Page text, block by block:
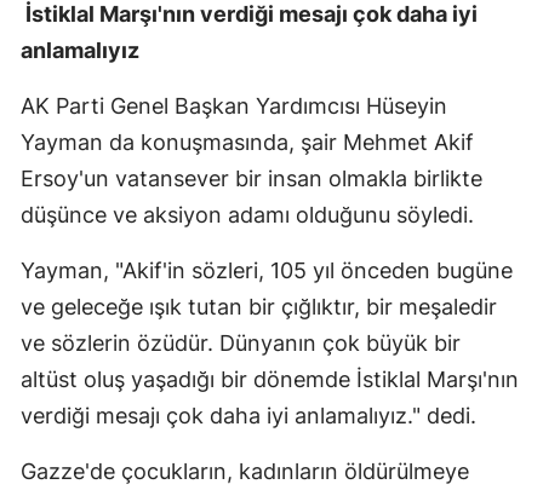
İstiklal Marşı'nın verdiği mesajı çok daha iyi
anlamalıyız
AK Parti Genel Başkan Yardımcısı Hüseyin
Yayman da konuşmasında, şair Mehmet Akif
Ersoy'un vatansever bir insan olmakla birlikte
düşünce ve aksiyon adamı olduğunu söyledi.
Yayman, "Akif'in sözleri, 105 yıl önceden bugüne
ve geleceğe ışık tutan bir çığlıktır, bir meşaledir
ve sözlerin özüdür. Dünyanın çok büyük bir
altüst oluş yaşadığı bir dönemde İstiklal Marşı'nın
verdiği mesajı çok daha iyi anlamalıyız." dedi.
Gazze'de çocukların, kadınların öldürülmeye